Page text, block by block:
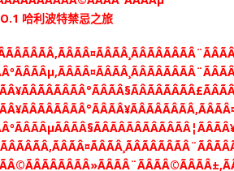
哈利波特禁忌之旅